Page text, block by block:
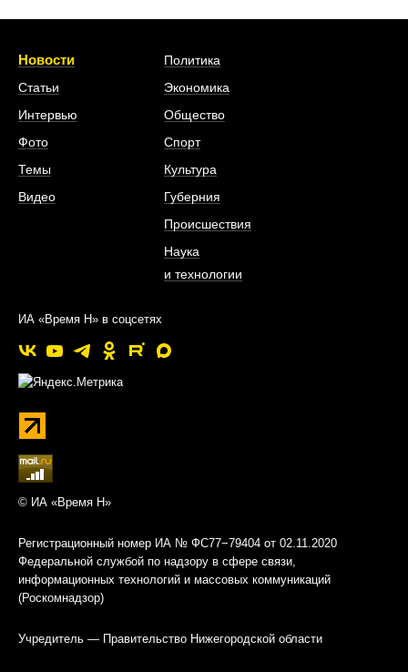
Новости
Статьи
Интервью
Фото
Темы
Видео
Политика
Экономика
Общество
Спорт
Культура
Губерния
Происшествия
Наука
и технологии
ИА «Время Н» в соцсетях
© ИА «Время Н»
Регистрационный номер ИА № ФС77−79404 от 02.11.2020
Федеральной службой по надзору в сфере связи,
информационных технологий и массовых коммуникаций
(Роскомнадзор)
Учредитель — Правительство Нижегородской области